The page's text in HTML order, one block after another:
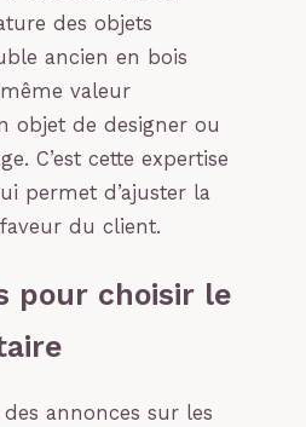
des objets
ancien en bois
valeur
objet de designer ou
C’est cette expertise
permet d’ajuster la
du client.
pour choisir le
annonces sur les